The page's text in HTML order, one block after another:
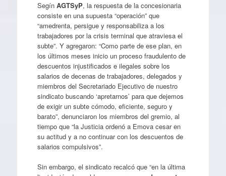
Segín AGTSyP, la respuesta de la concesionaria
consiste en una supuesta “operación” que
“amedrenta, persigue y responsabiliza a los
trabajadores por la crisis terminal que atraviesa el
subte”. Y agregaron: “Como parte de ese plan, en
los últimos meses inicio un proceso fraudulento de
descuentos injustificados e ilegales sobre los
salarios de decenas de trabajadores, delegados y
miembros del Secretariado Ejecutivo de nuestro
sindicato buscando ‘apretarnos’ para que dejemos
de exigir un subte cómodo, eficiente, seguro y
barato”, denunciaron los miembros del gremio, al
tiempo que “la Justicia ordenó a Emova cesar en
su actitud y a no continuar con los descuentos de
salarios compulsivos”.
Sin embargo, el sindicato recalcó que “en la última